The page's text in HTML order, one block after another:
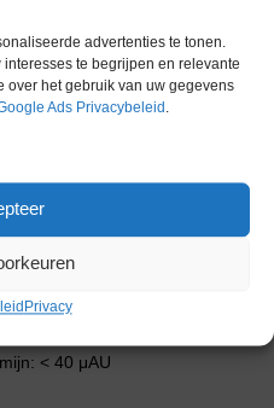
advertenties te tonen.
te begrijpen en relevante
over het gebruik van uw gegevens
Ads Privacybeleid .
Privacy
AU
< 40 μAU